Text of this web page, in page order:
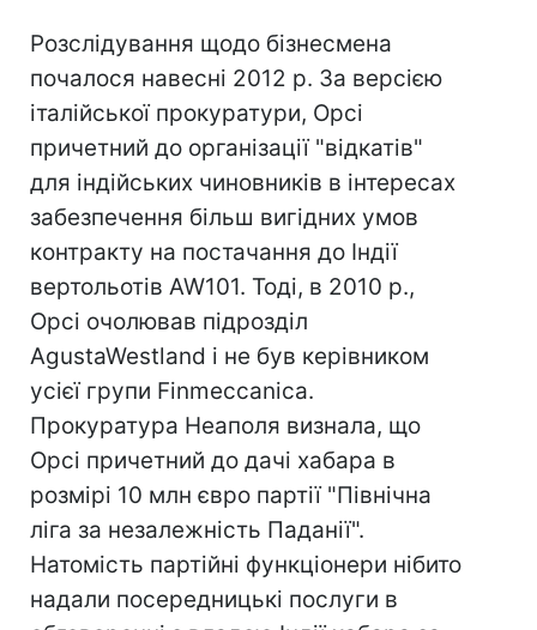
Розслідування щодо бізнесмена
почалося навесні 2012 р. За версією
італійської прокуратури, Орсі
причетний до організації "відкатів"
для індійських чиновників в інтересах
забезпечення більш вигідних умов
контракту на постачання до Індії
вертольотів AW101. Тоді, в 2010 р.,
Орсі очолював підрозділ
AgustaWestland і не був керівником
усієї групи Finmeccanica.
Прокуратура Неаполя визнала, що
Орсі причетний до дачі хабара в
розмірі 10 млн євро партії "Північна
ліга за незалежність Паданії".
Натомість партійні функціонери нібито
надали посередницькі послуги в